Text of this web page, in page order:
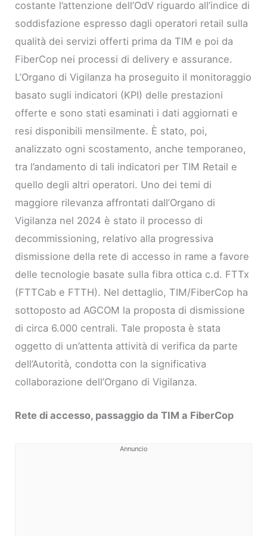
costante l’attenzione dell’OdV riguardo all’indice di
soddisfazione espresso dagli operatori retail sulla
qualità dei servizi offerti prima da TIM e poi da
FiberCop nei processi di delivery e assurance.
L’Organo di Vigilanza ha proseguito il monitoraggio
basato sugli indicatori (KPI) delle prestazioni
offerte e sono stati esaminati i dati aggiornati e
resi disponibili mensilmente. È stato, poi,
analizzato ogni scostamento, anche temporaneo,
tra l’andamento di tali indicatori per TIM Retail e
quello degli altri operatori. Uno dei temi di
maggiore rilevanza affrontati dall’Organo di
Vigilanza nel 2024 è stato il processo di
decommissioning, relativo alla progressiva
dismissione della rete di accesso in rame a favore
delle tecnologie basate sulla fibra ottica c.d. FTTx
(FTTCab e FTTH). Nel dettaglio, TIM/FiberCop ha
sottoposto ad AGCOM la proposta di dismissione
di circa 6.000 centrali. Tale proposta è stata
oggetto di un’attenta attività di verifica da parte
dell’Autorità, condotta con la significativa
collaborazione dell’Organo di Vigilanza.
Rete di accesso, passaggio da TIM a FiberCop
Annuncio